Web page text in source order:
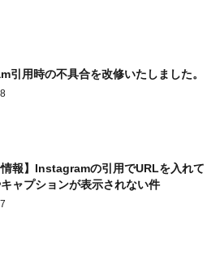
引用時の不具合を改修いたしました。
情報】Instagramの引用でURLを入れて
ャプションが表示されない件